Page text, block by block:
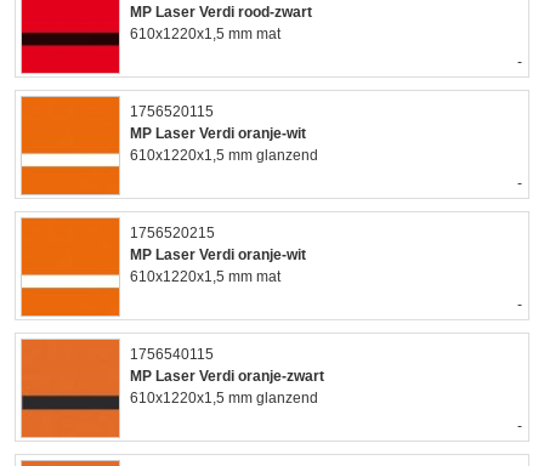
MP Laser Verdi rood-zwart
610x1220x1,5 mm mat
-
1756520115
MP Laser Verdi oranje-wit
610x1220x1,5 mm glanzend
-
1756520215
MP Laser Verdi oranje-wit
610x1220x1,5 mm mat
-
1756540115
MP Laser Verdi oranje-zwart
610x1220x1,5 mm glanzend
-